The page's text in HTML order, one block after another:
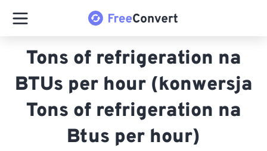
Tons of refrigeration na
BTUs per hour (konwersja
Tons of refrigeration na
Btus per hour)